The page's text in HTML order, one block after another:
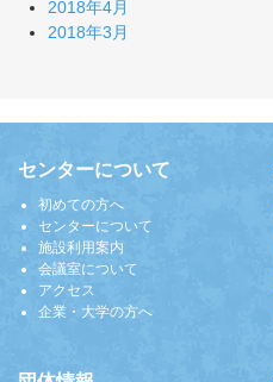
2018年4月
2018年3月
センターについて
初めての方へ
センターについて
施設利用案内
会議室について
アクセス
企業・大学の方へ